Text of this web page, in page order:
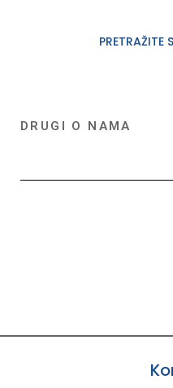
PRETRAŽITE
DRUGI O NAMA